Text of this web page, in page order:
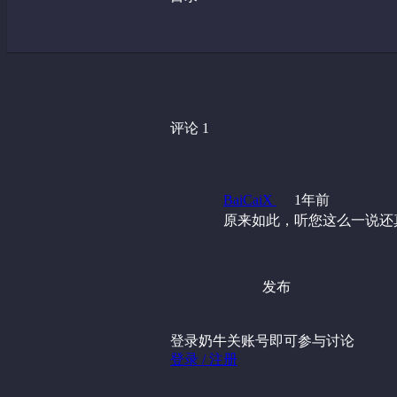
评论 1
BaiCaiX
1年前
原来如此，听您这么一说还
发布
登录奶牛关账号即可参与讨论
登录 / 注册